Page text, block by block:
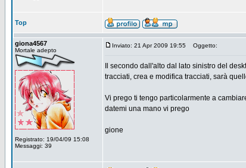
Top
giona4567
Mortale adepto
Registrato: 19/04/09 15:08
Messaggi: 39
Inviato: 21 Apr 2009 19:55 Oggetto:
Il secondo dall'alto dal lato sinistro del
tracciati, crea e modifica tracciati, sarà
Vi prego ti tengo particolarmente a
datemi una mano vi prego
gione